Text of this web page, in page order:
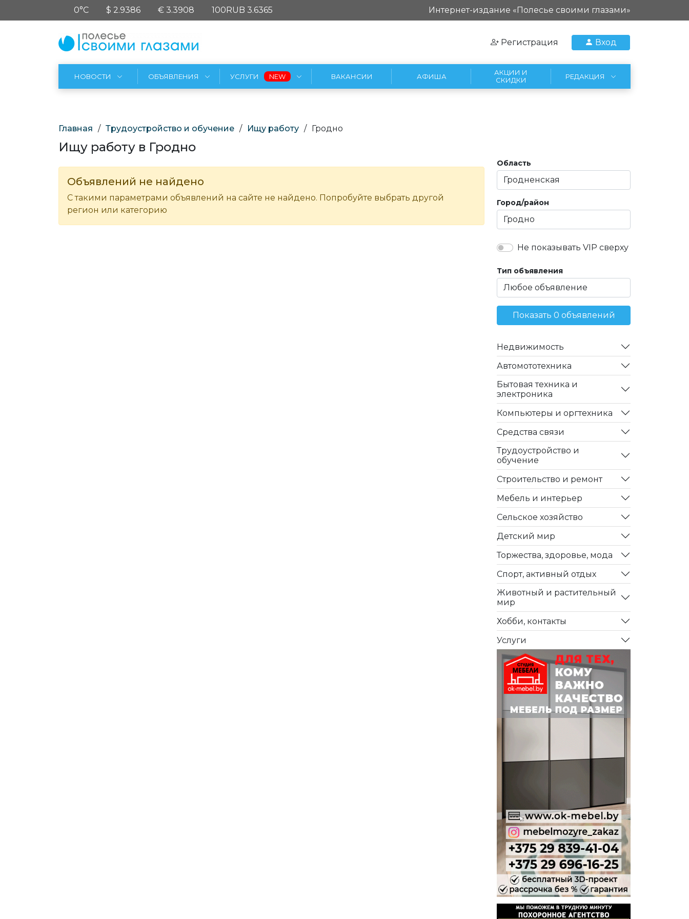
0°C $ 2.9386 € 3.3908 100RUB 3.6365 Интернет-издание «Полесье своими глазами»
Регистрация Вход
НОВОСТИ ОБЪЯВЛЕНИЯ УСЛУГИ ВАКАНСИИ АФИША
АКЦИИ И
СКИДКИ
РЕДАКЦИЯ
Главная / Трудоустройство и обучение / Ищу работу / Гродно
Ищу работу в Гродно
Объявлений не найдено
С такими параметрами объявлений на сайте не найдено. Попробуйте выбрать другой
регион или категорию
Область
Город/район
Не показывать VIP сверху
Тип объявления
Показать 0 объявлений
Недвижимость
Автомототехника
Бытовая техника и
электроника
Компьютеры и оргтехника
Средства связи
Трудоустройство и
обучение
Строительство и ремонт
Мебель и интерьер
Сельское хозяйство
Детский мир
Торжества, здоровье, мода
Спорт, активный отдых
Животный и растительный
мир
Хобби, контакты
Услуги